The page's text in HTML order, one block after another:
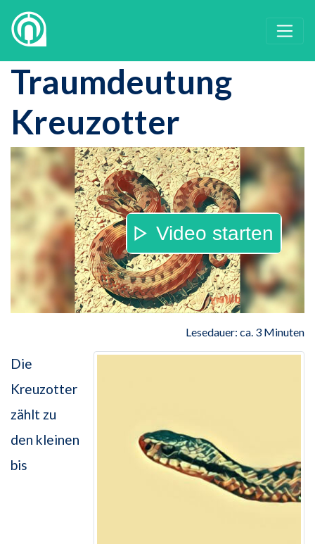
Traumdeutung
Kreuzotter
Video starten
Lesedauer: ca. 3 Minuten
Die
Kreuzotter
zählt zu
den kleinen
bis